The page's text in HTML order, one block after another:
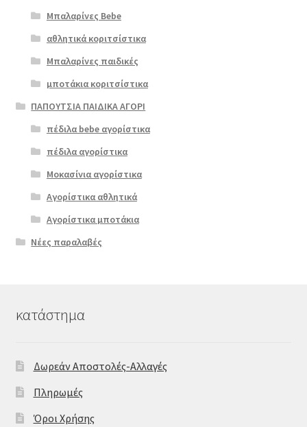
Μπαλαρίνες Bebe
αθλητικά κοριτσίστικα
Μπαλαρίνες παιδικές
μποτάκια κοριτσίστικα
ΠΑΠΟΥΤΣΙΑ ΠΑΙΔΙΚΑ ΑΓΟΡΙ
πέδιλα bebe αγορίστικα
πέδιλα αγορίστικα
Μοκασίνια αγορίστικα
Αγορίστικα αθλητικά
Αγορίστικα μποτάκια
Νέες παραλαβές
κατάστημα
Δωρεάν Αποστολές-Αλλαγές
Πληρωμές
Όροι Χρήσης